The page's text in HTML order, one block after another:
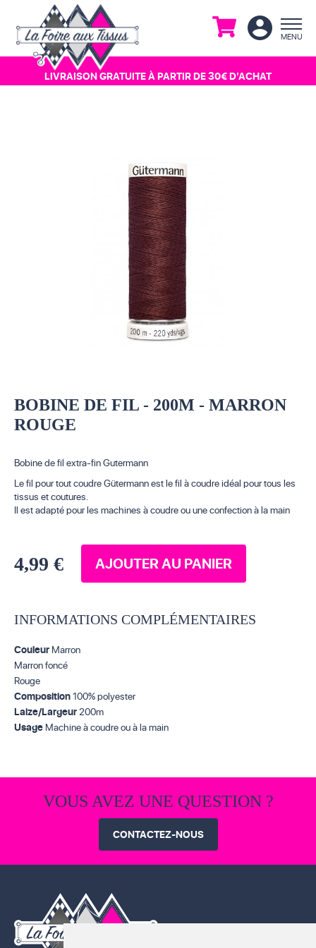
MENU
LIVRAISON GRATUITE ÀPARTIR DE 30€ D’ACHAT
BOBINE DE FIL - 200M - MARRON
ROUGE
Bobine de fil extra-fin Gutermann
Le fil pour tout coudre Gütermann est le fil à coudre idéal pour tous les
tissus et coutures.
Il est adapté pour les machines à coudre ou une confection à la main
4,99 € AJOUTER AU PANIER
INFORMATIONS COMPLÉMENTAIRES
Couleur Marron
Marron foncé
Rouge
Composition100% polyester
Laize/Largeur200m
Usage Machine à coudre ou à la main
VOUS AVEZ UNE QUESTION ?
CONTACTEZ-NOUS